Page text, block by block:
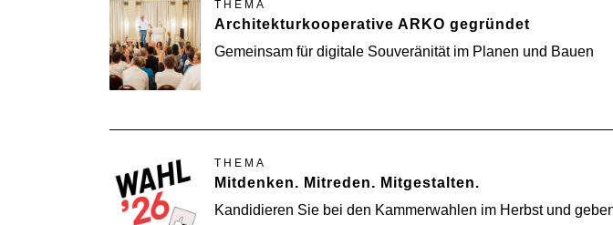
THEMA
Architekturkooperative ARKO gegründet
Gemeinsam für digitale Souveränität im Planen und Bauen
THEMA
Mitdenken. Mitreden. Mitgestalten.
Kandidieren Sie bei den Kammerwahlen im Herbst und